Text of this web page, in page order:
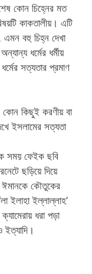
কোন চিহ্নের মত
কাকতালীয়। এটি
বহু চিহ্ন দেখা
ধর্মের ধর্মীয়
সত্যতার প্রমাণ
কোন কিছুই করণীয় বা
ইসলামের সত্যতা
সময় ফেইক ছবি
ছড়িয়ে দিয়ে
ঈমানকে কৌতুকের
ইলাহা ইল্লাল্লাহ’
ধরা পড়া
ইত্যাদি।